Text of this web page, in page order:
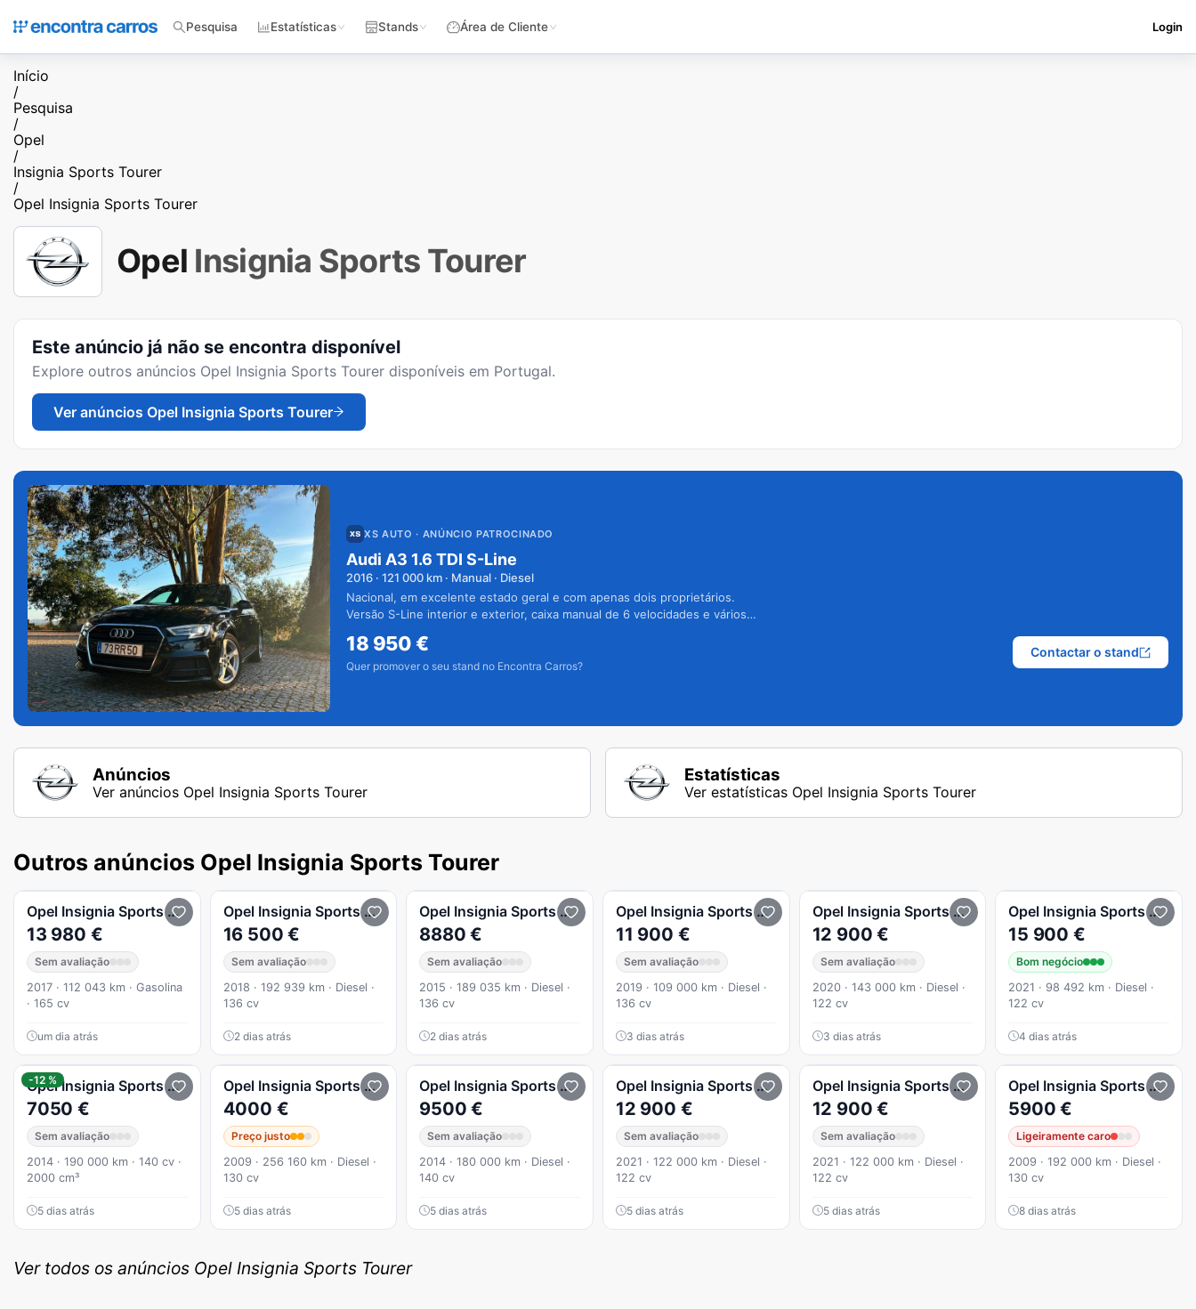
Pesquisa Estatísticas Stands Área de Cliente Login
Início
/
Pesquisa
/
Opel
/
Insignia Sports Tourer
/
Opel Insignia Sports Tourer
Opel Insignia Sports Tourer
Este anúncio já não se encontra disponível
Explore outros anúncios Opel Insignia Sports Tourer disponíveis em Portugal.
Ver anúncios Opel Insignia Sports Tourer
XS AUTO · ANÚNCIO PATROCINADO
Audi A3 1.6 TDI S-Line
2016 · 121 000 km · Manual · Diesel
Nacional, em excelente estado geral e com apenas dois proprietários.
Versão S-Line interior e exterior, caixa manual de 6 velocidades e vários
18 950€
Quer promover o seu stand no Encontra Carros?
Contactar o stand
Anúncios
Ver anúncios Opel Insignia Sports Tourer
Estatísticas
Ver estatísticas Opel Insignia Sports Tourer
Outros anúncios Opel Insignia Sports Tourer
Opel Insignia Sports Tourer 1.5 T Ultimate
13 980 €
Sem avaliação
2017 · 112 043 km · Gasolina
· 165 cv
um dia atrás
Opel Insignia Sports Tourer 1.6 CDTi Cosmo S/S J17
16 500 €
Sem avaliação
2018 · 192 939 km · Diesel ·
136 cv
2 dias atrás
Opel Insignia Sports Tourer 1.6 CDTi Cosmo S/S
8880 €
Sem avaliação
2015 · 189 035 km · Diesel ·
136 cv
2 dias atrás
Opel Insignia Sports Tourer 1.6 CDTi Business Edition
11 900 €
Sem avaliação
2019 · 109 000 km · Diesel ·
136 cv
3 dias atrás
Opel Insignia Sports Tourer 1.5 D Ultimate
12 900 €
Sem avaliação
2020 · 143 000 km · Diesel ·
122 cv
3 dias atrás
Opel Insignia Sports Tourer
15 900 €
Bom negócio
2021 · 98 492 km · Diesel ·
122 cv
4 dias atrás
-12 %
Opel Insignia Sports Tourer
7050 €
Sem avaliação
2014 · 190 000 km · 140 cv ·
2000 cm³
5 dias atrás
Opel Insignia Sports Tourer 2.0 CDTi Cosmo S/S
4000 €
Preço justo
2009 · 256 160 km · Diesel ·
130 cv
5 dias atrás
Opel Insignia Sports Tourer
9500 €
Sem avaliação
2014 · 180 000 km · Diesel ·
140 cv
5 dias atrás
Opel Insignia Sports Tourer
12 900 €
Sem avaliação
2021 · 122 000 km · Diesel ·
122 cv
5 dias atrás
Opel Insignia Sports Tourer
12 900 €
Sem avaliação
2021 · 122 000 km · Diesel ·
122 cv
5 dias atrás
Opel Insignia Sports Tourer
5900 €
Ligeiramente caro
2009 · 192 000 km · Diesel ·
130 cv
8 dias atrás
Ver todos os anúncios Opel Insignia Sports Tourer